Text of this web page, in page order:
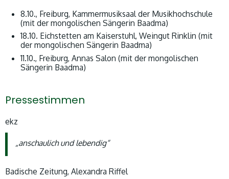
8.10., Freiburg, Kammermusiksaal der Musikhochschule
(mit der mongolischen Sängerin Baadma)
18.10. Eichstetten am Kaiserstuhl, Weingut Rinklin (mit
der mongolischen Sängerin Baadma)
11.10., Freiburg, Annas Salon (mit der mongolischen
Sängerin Baadma)
Pressestimmen
ekz
„anschaulich und lebendig“
Badische Zeitung, Alexandra Riffel